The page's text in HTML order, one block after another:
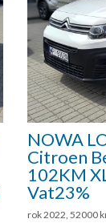
NOWA
Citroen
102KM
Vat23%
rok 2022, 52000